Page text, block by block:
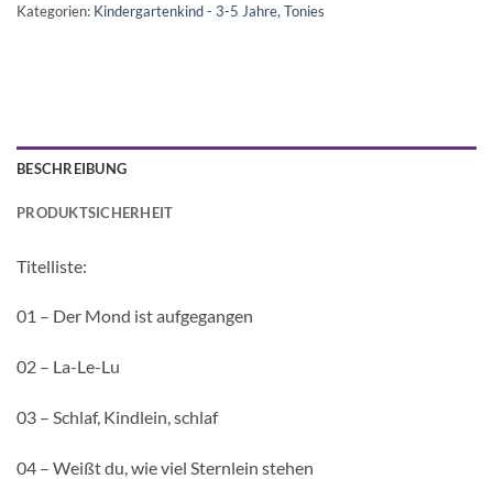
Kategorien: Kindergartenkind - 3-5 Jahre, Tonies
BESCHREIBUNG
PRODUKTSICHERHEIT
Titelliste:
01 – Der Mond ist aufgegangen
02 – La-Le-Lu
03 – Schlaf, Kindlein, schlaf
04 – Weißt du, wie viel Sternlein stehen